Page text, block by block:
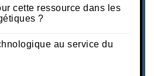
cette ressource dans les
?
au service du